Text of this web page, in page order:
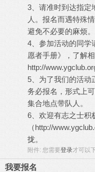
3、请准时到达指定
人。报名而遇特殊
避免不必要的麻烦。
4、参加活动的同学
愿者手册》，了解
http://
5、为了我们的活动
务必报名，形式上
集合地点带队人。
6、欢迎有志之士积
（http://
拢。
附件: 您需要登录才可以
我要报名